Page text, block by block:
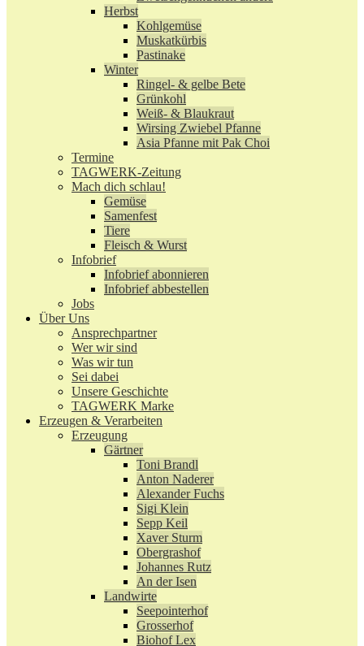
Herbst
Kohlgemüse
Muskatkürbis
Pastinake
Winter
Ringel- & gelbe Bete
Grünkohl
Weiß- & Blaukraut
Wirsing Zwiebel Pfanne
Asia Pfanne mit Pak Choi
Termine
TAGWERK-Zeitung
Mach dich schlau!
Gemüse
Samenfest
Tiere
Fleisch & Wurst
Infobrief
Infobrief abonnieren
Infobrief abbestellen
Jobs
Über Uns
Ansprechpartner
Wer wir sind
Was wir tun
Sei dabei
Unsere Geschichte
TAGWERK Marke
Erzeugen & Verarbeiten
Erzeugung
Gärtner
Toni Brandl
Anton Naderer
Alexander Fuchs
Sigi Klein
Sepp Keil
Xaver Sturm
Obergrashof
Johannes Rutz
An der Isen
Landwirte
Seepointerhof
Grosserhof
Biohof Lex